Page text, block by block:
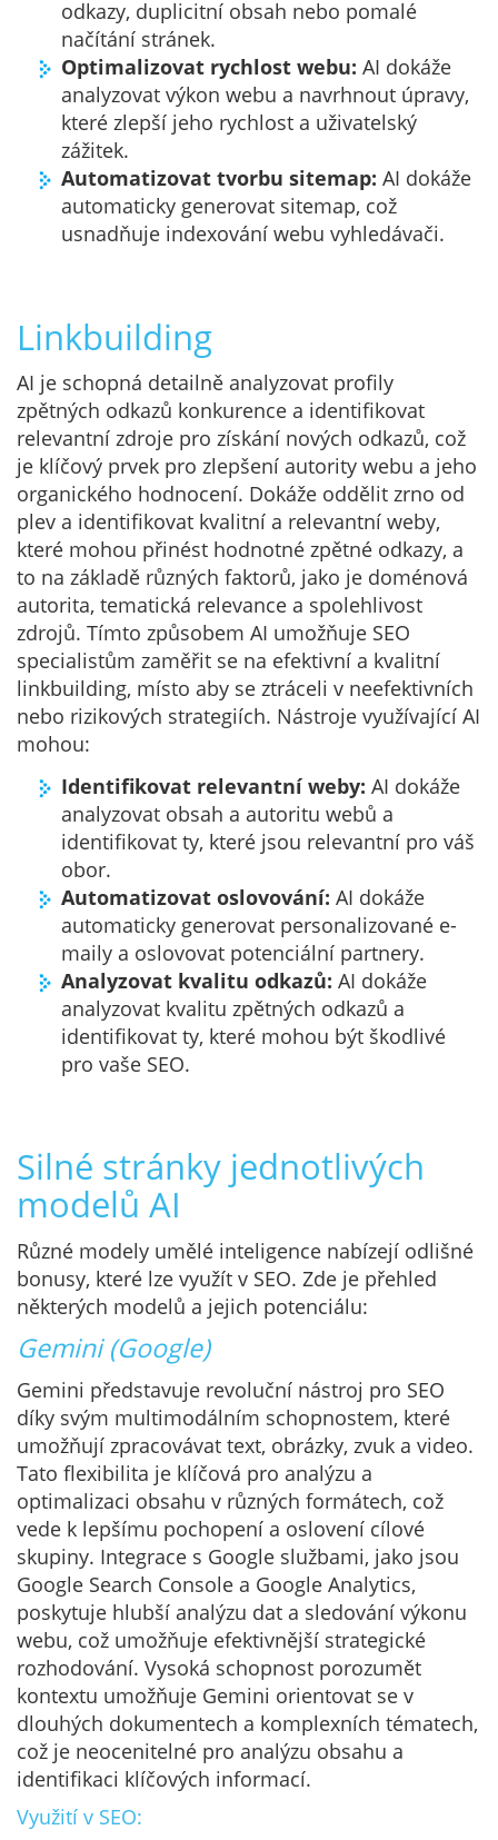
odkazy, duplicitní obsah nebo pomalé
načítání stránek.
Optimalizovat rychlost webu: AI dokáže
analyzovat výkon webu a navrhnout úpravy,
které zlepší jeho rychlost a uživatelský
zážitek.
Automatizovat tvorbu sitemap: AI dokáže
automaticky generovat sitemap, což
usnadňuje indexování webu vyhledávači.
Linkbuilding
AI je schopná detailně analyzovat profily
zpětných odkazů konkurence a identifikovat
relevantní zdroje pro získání nových odkazů, což
je klíčový prvek pro zlepšení autority webu a jeho
organického hodnocení. Dokáže oddělit zrno od
plev a identifikovat kvalitní a relevantní weby,
které mohou přinést hodnotné zpětné odkazy, a
to na základě různých faktorů, jako je doménová
autorita, tematická relevance a spolehlivost
zdrojů. Tímto způsobem AI umožňuje SEO
specialistům zaměřit se na efektivní a kvalitní
linkbuilding, místo aby se ztráceli v neefektivních
nebo rizikových strategiích. Nástroje využívající AI
mohou:
Identifikovat relevantní weby: AI dokáže
analyzovat obsah a autoritu webů a
identifikovat ty, které jsou relevantní pro váš
obor.
Automatizovat oslovování: AI dokáže
automaticky generovat personalizované e-
maily a oslovovat potenciální partnery.
Analyzovat kvalitu odkazů: AI dokáže
analyzovat kvalitu zpětných odkazů a
identifikovat ty, které mohou být škodlivé
pro vaše SEO.
Silné stránky jednotlivých
modelů AI
Různé modely umělé inteligence nabízejí odlišné
bonusy, které lze využít v SEO. Zde je přehled
některých modelů a jejich potenciálu:
Gemini (Google)
Gemini představuje revoluční nástroj pro SEO
díky svým multimodálním schopnostem, které
umožňují zpracovávat text, obrázky, zvuk a video.
Tato flexibilita je klíčová pro analýzu a
optimalizaci obsahu v různých formátech, což
vede k lepšímu pochopení a oslovení cílové
skupiny. Integrace s Google službami, jako jsou
Google Search Console a Google Analytics,
poskytuje hlubší analýzu dat a sledování výkonu
webu, což umožňuje efektivnější strategické
rozhodování. Vysoká schopnost porozumět
kontextu umožňuje Gemini orientovat se v
dlouhých dokumentech a komplexních tématech,
což je neocenitelné pro analýzu obsahu a
identifikaci klíčových informací.
Využití v SEO: